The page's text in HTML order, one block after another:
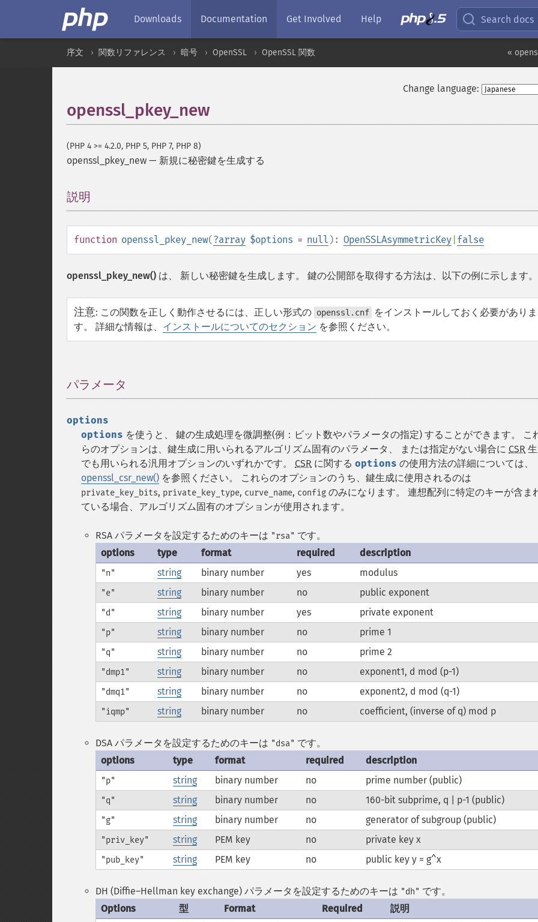
Downloads Documentation Get Involved Help Search docs
«
序文 関数リファレンス 暗号 OpenSSL OpenSSL 関数
Change language:
openssl_pkey_new
(PHP 4 >= 4.2.0, PHP 5, PHP 7, PHP 8)
openssl_pkey_new — 新規に秘密鍵を生成する
説明
function openssl_pkey_new(?array $options = null ): OpenSSLAsymmetricKey false
openssl_pkey_new() は、 新しい秘密鍵を生成します。 鍵の公開部を取得する方法は、以下の例に示します。
注意: この関数を正しく動作させるには、正しい形式の openssl.cnf
をインストールしておく必要がありま
す。 詳細な情報は、 インストールについてのセクション を参照ください。
パラメータ
options
options を使うと、 鍵の生成処理を微調整(例：ビット数やパラメータの指定) することができます。 こ
らのオプションは、鍵生成に用いられるアルゴリズム固有のパラメータ、 または指定がない場合に CSR
でも用いられる汎用オプションのいずれかです。 CSR に関する options の使用方法の詳細については、
openssl_csr_new() を参照ください。 これらのオプションのうち、鍵生成に使用されるのは
private_key_bits, private_key_type, curve_name, config のみになります。 連想配列に特定のキーが含ま
ている場合、アルゴリズム固有のオプションが使用されます。
RSA パラメータを設定するためのキーは "rsa" です。
options
type format required description
"n" string binary number yes modulus
"e" string binary number no public exponent
"d" string binary number yes private exponent
"p" string binary number no prime 1
"q" string binary number no prime 2
"dmp1" string binary number no exponent1, d mod (p-1)
"dmq1" string binary number no exponent2, d mod (q-1)
"iqmp" string binary number no coefficient, (inverse of q) mod p
DSA パラメータを設定するためのキーは "dsa" です。
options
type format required description
"p" string binary number no prime number (public)
"q" string binary number no 160-bit subprime, q | p-1 (public)
"g" string binary number no generator of subgroup (public)
"priv_key" string PEM key no private key x
"pub_key" string PEM key no public key y = g^x
DH (Diffie–Hellman key exchange) パラメータを設定するためのキーは "dh" です。
Options
型 Format Required 説明